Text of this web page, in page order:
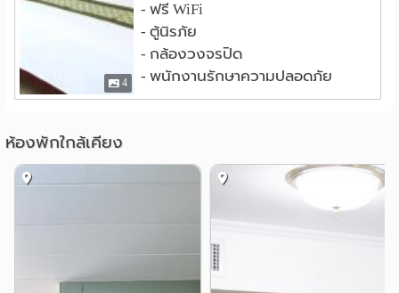
4
- ฟรี WiFi
- ตู้นิรภัย
- กล้องวงจรปิด
- พนักงานรักษาความปลอดภัย
ห้องพักใกล้เคียง